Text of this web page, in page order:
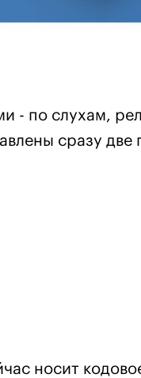
- по слухам,
сразу две
носит